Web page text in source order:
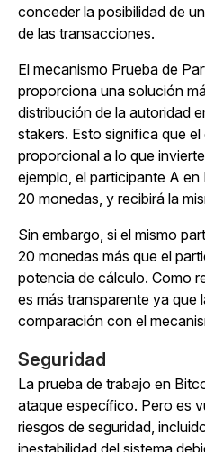
conceder la posibilidad de
de las transacciones.
El mecanismo Prueba de
proporciona una solución
distribución de la autoridad
stakers. Esto significa que
proporcional a lo que
ejemplo, el participante A
20 monedas, y recibirá la
Sin embargo, si el mismo
20 monedas más que el
potencia de cálculo. Como
es más transparente ya que
comparación con el
Seguridad
La prueba de trabajo en
ataque específico. Pero es
riesgos de seguridad,
inestabilidad del sistema